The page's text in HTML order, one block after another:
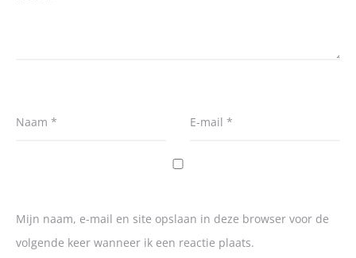
Naam * E-mail *
Mijn naam, e-mail en site opslaan in deze browser voor de
volgende keer wanneer ik een reactie plaats.